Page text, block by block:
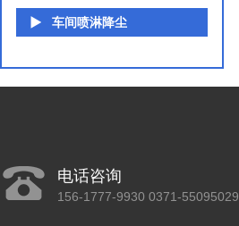
车间喷淋降尘
电话咨询
156-1777-9930 0371-55095029